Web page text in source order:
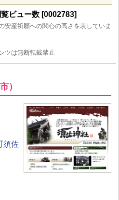
ビュー数 [0002783]
産祈願への関心の高さを表していま
ツは無断転載禁止
）
須佐